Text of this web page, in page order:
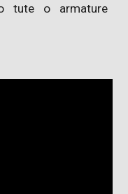
tute o armature